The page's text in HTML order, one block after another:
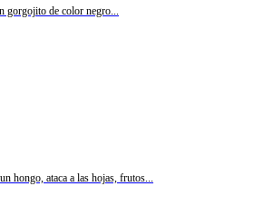
gorgojito de color negro...
hongo, ataca a las hojas, frutos...